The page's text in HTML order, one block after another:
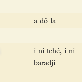
a dô la
i ni tché, i ni
baradji